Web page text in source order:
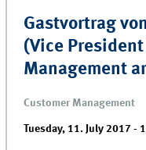
Gastvortrag
(Vice
Management
Customer Management
Tuesday, 11. July 2017 -